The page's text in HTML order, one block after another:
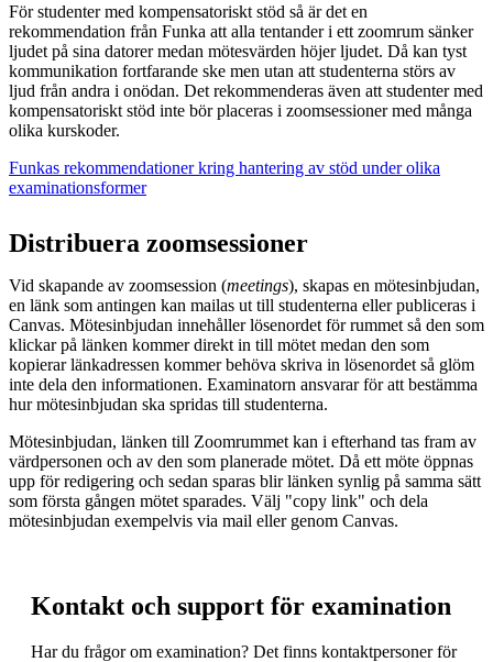
För studenter med kompensatoriskt stöd så är det en
rekommendation från Funka att alla tentander i ett zoomrum sänker
ljudet på sina datorer medan mötesvärden höjer ljudet. Då kan tyst
kommunikation fortfarande ske men utan att studenterna störs av
ljud från andra i onödan. Det rekommenderas även att studenter med
kompensatoriskt stöd inte bör placeras i zoomsessioner med många
olika kurskoder.
Funkas rekommendationer kring hantering av stöd under olika
examinationsformer
Distribuera zoomsessioner
Vid skapande av zoomsession (meetings), skapas en mötesinbjudan,
en länk som antingen kan mailas ut till studenterna eller publiceras i
Canvas. Mötesinbjudan innehåller lösenordet för rummet så den som
klickar på länken kommer direkt in till mötet medan den som
kopierar länkadressen kommer behöva skriva in lösenordet så glöm
inte dela den informationen. Examinatorn ansvarar för att bestämma
hur mötesinbjudan ska spridas till studenterna.
Mötesinbjudan, länken till Zoomrummet kan i efterhand tas fram av
värdpersonen och av den som planerade mötet. Då ett möte öppnas
upp för redigering och sedan sparas blir länken synlig på samma sätt
som första gången mötet sparades. Välj "copy link" och dela
mötesinbjudan exempelvis via mail eller genom Canvas.
Kontakt och support för examination
Har du frågor om examination? Det finns kontaktpersoner för